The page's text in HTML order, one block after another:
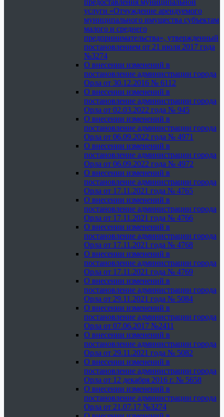
предоставления муниципальной
услуги «Отчуждение арендуемого
муниципального имущества субъектам
малого и среднего
предпринимательства», утвержденный
постановлением от 21 июля 2017 года
№3274
О внесении изменений в
постановление администрации города
Орла от 30.12.2016 № 6112
О внесении изменений в
постановление администрации города
Орла от 02.03.2022 года № 945
О внесении изменений в
постановление администрации города
Орла от 06.09.2022 года № 4971
О внесении изменений в
постановление администрации города
Орла от 06.09.2022 года № 4972
О внесении изменений в
постановление администрации города
Орла от 17.11.2021 года № 4765
О внесении изменений в
постановление администрации города
Орла от 17.11.2021 года № 4766
О внесении изменений в
постановление администрации города
Орла от 17.11.2021 года № 4768
О внесении изменений в
постановление администрации города
Орла от 17.11.2021 года № 4769
О внесении изменений в
постановление администрации города
Орла от 29.11.2021 года № 5084
О внесении изменений в
постановление администрации города
Орла от 07.06.2017 №2411
О внесении изменений в
постановление администрации города
Орла от 29.11.2021 года № 5082
О внесении изменений в
постановление администрации города
Орла от 12 декабря 2016 г. № 5658
О внесении изменений в
постановление администрации города
Орла от 21.07.17 №3274